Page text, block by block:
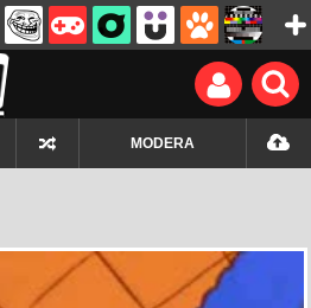
MODERA